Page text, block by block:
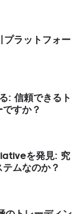
ラットフォー
: 信頼できるト
すか？
を発見: 究
ムなのか？